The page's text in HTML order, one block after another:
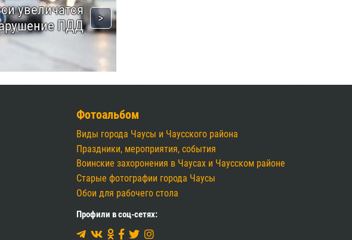
увеличатся
ПДД
Фотоальбом
Виды города Чаусы и Чаусского района
Праздники, мероприятия, события
Воинские захоронения в Чаусах и Чаусском районе
Старые фотографии города Чаусы
Обои для рабочего стола
Профили в соц-сетях: